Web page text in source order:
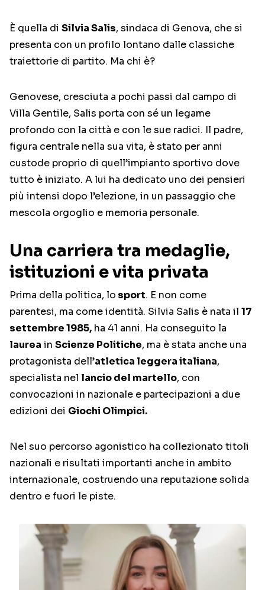
È quella di Silvia Salis, sindaca di Genova, che si
presenta con un profilo lontano dalle classiche
traiettorie di partito. Ma chi è?
Genovese, cresciuta a pochi passi dal campo di
Villa Gentile, Salis porta con sé un legame
profondo con la città e con le sue radici. Il padre,
figura centrale nella sua vita, è stato per anni
custode proprio di quell’impianto sportivo dove
tutto è iniziato. A lui ha dedicato uno dei pensieri
più intensi dopo l’elezione, in un passaggio che
mescola orgoglio e memoria personale.
Una carriera tra medaglie,
istituzioni e vita privata
Prima della politica, lo sport. E non come
parentesi, ma come identità. Silvia Salis è nata il 17
settembre 1985, ha 41 anni. Ha conseguito la
laurea in Scienze Politiche, ma è stata anche una
protagonista dell’atletica leggera italiana,
specialista nel lancio del martello, con
convocazioni in nazionale e partecipazioni a due
edizioni dei Giochi Olimpici.
Nel suo percorso agonistico ha collezionato titoli
nazionali e risultati importanti anche in ambito
internazionale, costruendo una reputazione solida
dentro e fuori le piste.